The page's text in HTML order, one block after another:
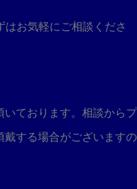
はお気軽にご相談くださ
ております。 相談からプ
戴する場合がございますの